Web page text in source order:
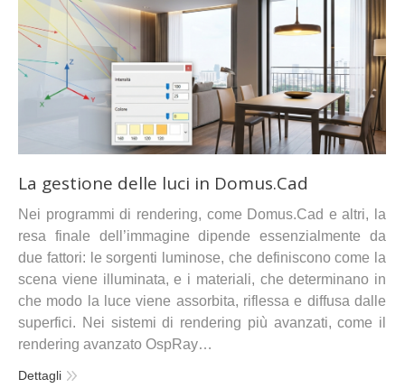
La gestione delle luci in Domus.Cad
Nei programmi di rendering, come Domus.Cad e altri, la
resa finale dell’immagine dipende essenzialmente da
due fattori: le sorgenti luminose, che definiscono come la
scena viene illuminata, e i materiali, che determinano in
che modo la luce viene assorbita, riflessa e diffusa dalle
superfici. Nei sistemi di rendering più avanzati, come il
rendering avanzato OspRay…
Dettagli